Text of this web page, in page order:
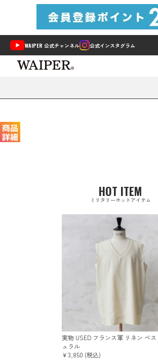
WAIPER 公式チャンネル 公式インスタグラム
HOT ITEM
ミリタリーホットアイテム
実物 USED フランス軍 リネン ベス
ュラル
￥3,850 (税込)